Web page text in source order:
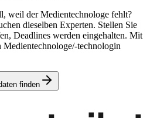
weil der Medientechnologe fehlt?
dieselben Experten. Stellen Sie
Deadlines werden eingehalten. Mit
Medientechnologe/-technologin
finden